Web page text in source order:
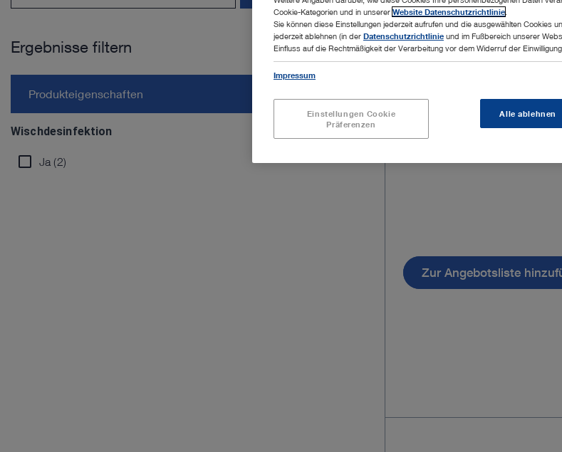
Zur Angebotsliste
Ergebnisse filtern
Produkteigenschaften
Wischdesinfektion
Ja (2)
Cookie-Kategorien und in unserer Website Datenschutzrichtlinie
Sie können diese Einstellungen jederzeit aufrufen und die ausgewählten Cookies
jederzeit ablehnen (in der Datenschutzrichtlinie und im Fußbereich unserer
Einfluss auf die Rechtmäßigkeit der Verarbeitung vor dem Widerruf der Einwilligung.
Impressum
Einstellungen Cookie
Präferenzen
Alle ablehnen